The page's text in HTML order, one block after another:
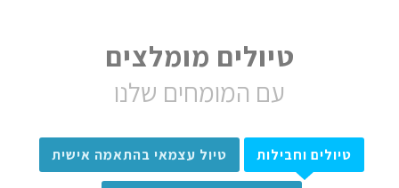
טיולים מומלצים
עם המומחים שלנו
טיולים וחבילות טיול עצמאי בהתאמה אישית